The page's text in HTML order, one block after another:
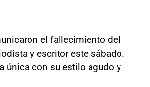
el fallecimiento del
y escritor este sábado.
única con su estilo agudo y